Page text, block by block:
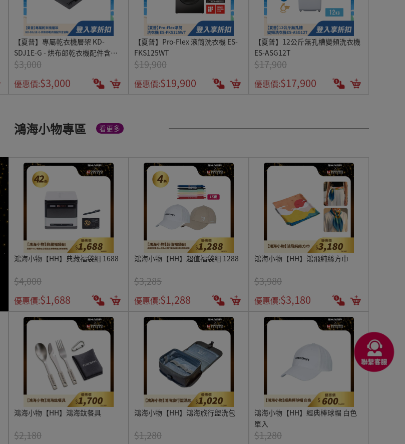
【夏普】專屬乾衣機層架 KD-
SDJ1E-G - 烘布郎乾衣機配件含安
裝
$3,000
優惠價:$3,000
【夏普】Pro-Flex 滾筒洗衣機 ES-
FKS125WT
$19,900
優惠價:$19,900
【夏普】12公斤無孔槽變頻洗衣機
ES-ASG12T
$17,900
優惠價:$17,900
鴻海小物專區 看更多
鴻海小物【HH】典藏福袋組 1688
$4,000
優惠價:$1,688
鴻海小物【HH】超值福袋組 1288
$3,285
優惠價:$1,288
鴻海小物【HH】鴻飛純絲方巾
$3,980
優惠價:$3,180
鴻海小物【HH】鴻海鈦餐具
$2,180
鴻海小物【HH】鴻海旅行盥洗包
$1,280
鴻海小物【HH】經典棒球帽 白色
單入
$1,280